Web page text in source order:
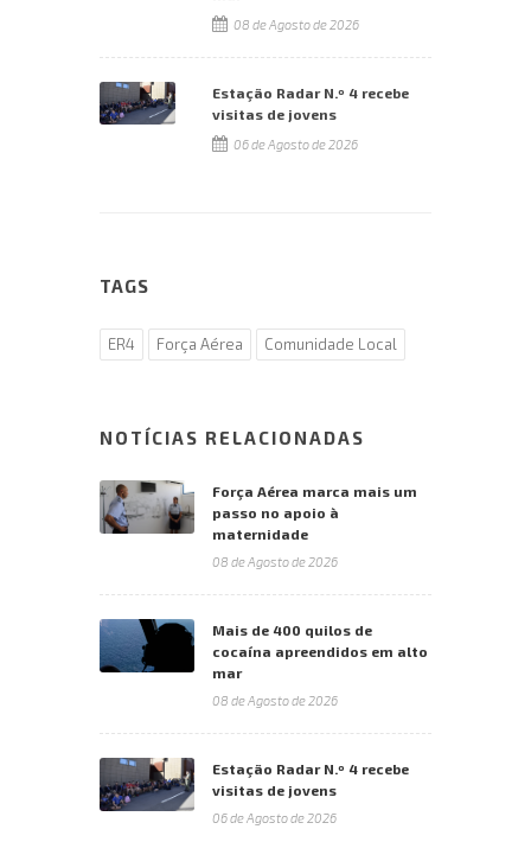
08 de Agosto de 2026
Estação Radar N.º 4 recebe
visitas de jovens
06 de Agosto de 2026
TAGS
ER4 Força Aérea Comunidade Local
NOTÍCIAS RELACIONADAS
Força Aérea marca mais um
passo no apoio à
maternidade
08 de Agosto de 2026
Mais de 400 quilos de
cocaína apreendidos em alto
mar
08 de Agosto de 2026
Estação Radar N.º 4 recebe
visitas de jovens
06 de Agosto de 2026